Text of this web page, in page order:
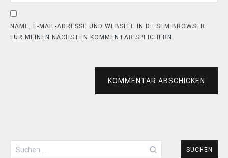
NAME, E-MAIL-ADRESSE UND WEBSITE IN DIESEM BROWSER
FÜR MEINEN NÄCHSTEN KOMMENTAR SPEICHERN.
KOMMENTAR ABSCHICKEN
Suchen
nach: